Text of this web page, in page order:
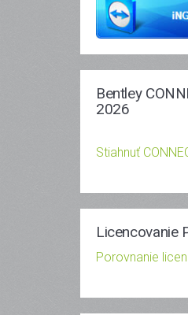
Bentley
2026
Stiahnuť
Licencovanie
Porovnanie